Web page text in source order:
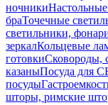
ночники
браТочечные
светильники,
зеркалКольцевые
готовкиСковороды,
казаныПосуда для
посуды
шторы, римские